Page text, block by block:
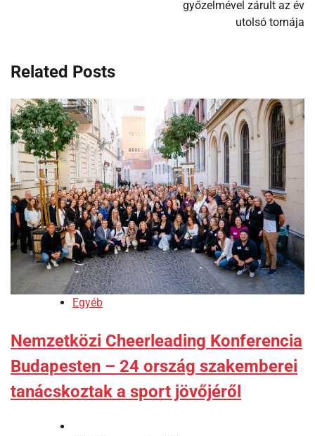
győzelmével zárult az év
utolsó tornája
Related Posts
Egyéb
Nemzetközi Cheerleading Konferencia
Budapesten – 24 ország szakemberei
tanácskoztak a sport jövőjéről